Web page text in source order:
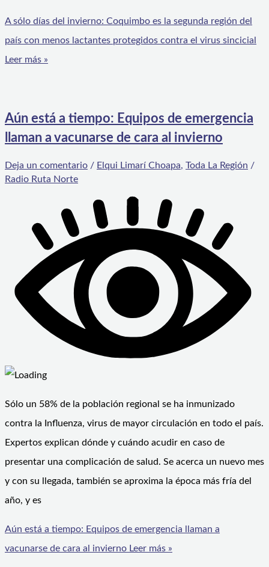
A sólo días del invierno: Coquimbo es la segunda región del
país con menos lactantes protegidos contra el virus sincicial
Leer más »
Aún está a tiempo: Equipos de emergencia
llaman a vacunarse de cara al invierno
Deja un comentario / Elqui Limarí Choapa, Toda La Región /
Radio Ruta Norte
Sólo un 58% de la población regional se ha inmunizado
contra la Influenza, virus de mayor circulación en todo el país.
Expertos explican dónde y cuándo acudir en caso de
presentar una complicación de salud. Se acerca un nuevo mes
y con su llegada, también se aproxima la época más fría del
año, y es
Aún está a tiempo: Equipos de emergencia llaman a
vacunarse de cara al invierno Leer más »